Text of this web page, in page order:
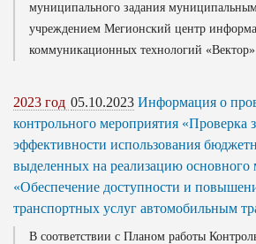
муниципального задания
учреждением Мегионский центр
коммуникационных технологий «Вектор»
2023 год 05.10.2023 Информация о
контрольного мероприятия «Проверка
эффективности использования
выделенных на реализацию основного
«Обеспечение доступности и
транспортных услуг автомобильным
В соответствии с Планом работы